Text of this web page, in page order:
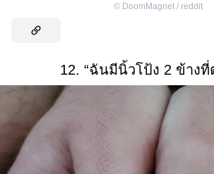
© DoomMagnet / reddit
12. “ฉันมีนิ้วโป้ง 2 ข้างที่